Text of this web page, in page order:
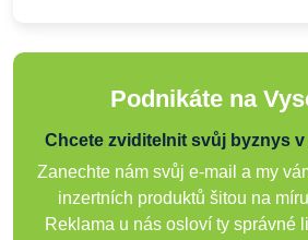
Podnikáte na
Chcete zviditelnit svůj byznys
Zanechte nám svůj e-mail a my
inzertních produktů šitou na
Reklama u nás osloví ty správné